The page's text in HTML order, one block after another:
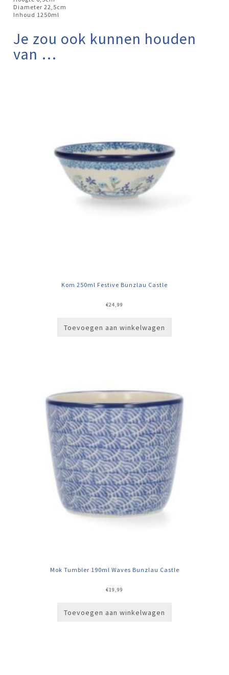
Diameter 22,5cm
Inhoud 1250ml
Je zou ook kunnen houden
van …
Kom 250ml Festive Bunzlau Castle
€24,99
Toevoegen aan winkelwagen
Mok Tumbler 190ml Waves Bunzlau Castle
€19,99
Toevoegen aan winkelwagen